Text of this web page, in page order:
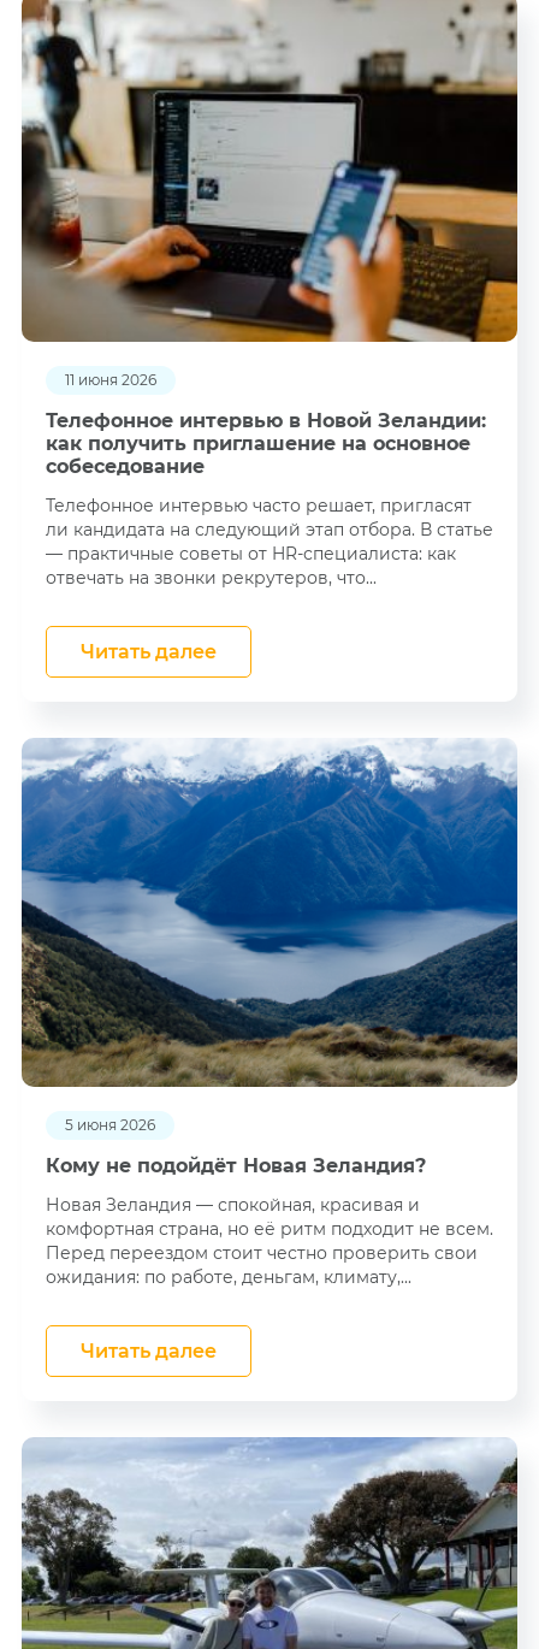
11 июня 2026
Телефонное интервью в Новой Зеландии:
как получить приглашение на основное
собеседование
Телефонное интервью часто решает, пригласят
ли кандидата на следующий этап отбора. В статье
— практичные советы от HR-специалиста: как
отвечать на звонки рекрутеров, что...
Читать далее
5 июня 2026
Кому не подойдёт Новая Зеландия?
Новая Зеландия — спокойная, красивая и
комфортная страна, но её ритм подходит не всем.
Перед переездом стоит честно проверить свои
ожидания: по работе, деньгам, климату,...
Читать далее